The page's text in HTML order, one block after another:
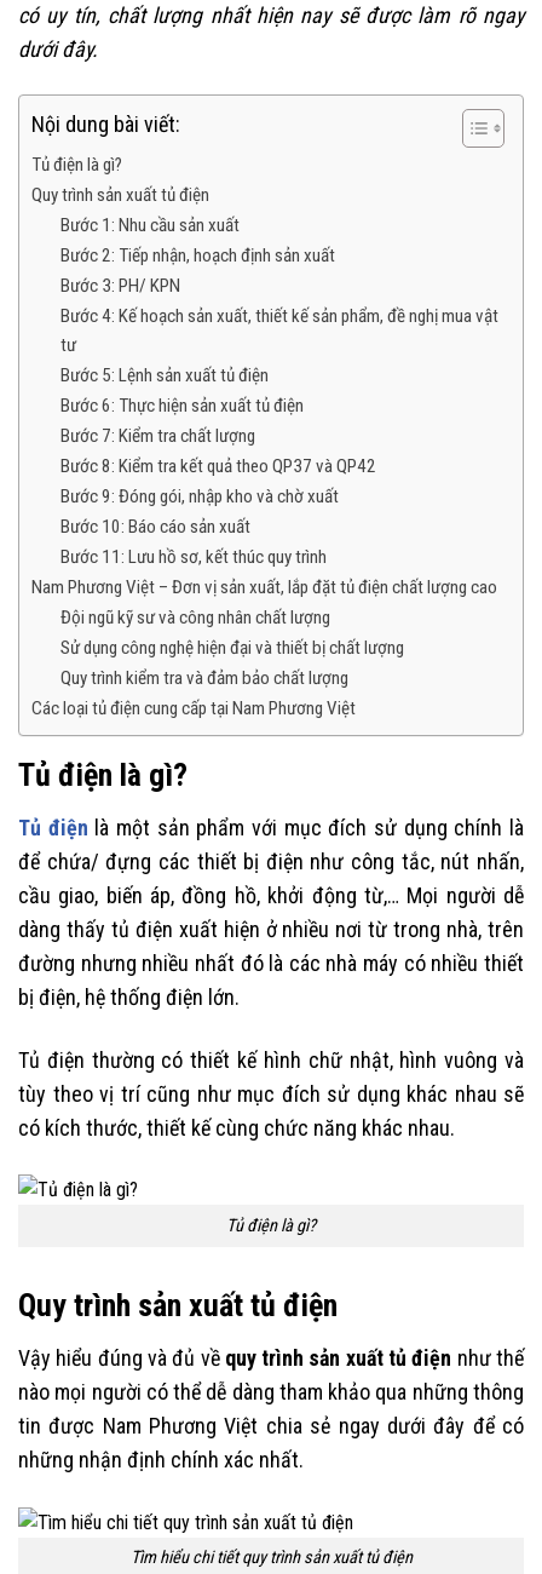
có uy tín, chất lượng nhất hiện nay sẽ được làm rõ ngay
dưới đây.
Nội dung bài viết:
Tủ điện là gì?
Quy trình sản xuất tủ điện
Bước 1: Nhu cầu sản xuất
Bước 2: Tiếp nhận, hoạch định sản xuất
Bước 3: PH/ KPN
Bước 4: Kế hoạch sản xuất, thiết kế sản phẩm, đề nghị mua vật
tư
Bước 5: Lệnh sản xuất tủ điện
Bước 6: Thực hiện sản xuất tủ điện
Bước 7: Kiểm tra chất lượng
Bước 8: Kiểm tra kết quả theo QP37 và QP42
Bước 9: Đóng gói, nhập kho và chờ xuất
Bước 10: Báo cáo sản xuất
Bước 11: Lưu hồ sơ, kết thúc quy trình
Nam Phương Việt – Đơn vị sản xuất, lắp đặt tủ điện chất lượng cao
Đội ngũ kỹ sư và công nhân chất lượng
Sử dụng công nghệ hiện đại và thiết bị chất lượng
Quy trình kiểm tra và đảm bảo chất lượng
Các loại tủ điện cung cấp tại Nam Phương Việt
Tủ điện là gì?
Tủ điện là một sản phẩm với mục đích sử dụng chính là
để chứa/ đựng các thiết bị điện như công tắc, nút nhấn,
cầu giao, biến áp, đồng hồ, khởi động từ,… Mọi người dễ
dàng thấy tủ điện xuất hiện ở nhiều nơi từ trong nhà, trên
đường nhưng nhiều nhất đó là các nhà máy có nhiều thiết
bị điện, hệ thống điện lớn.
Tủ điện thường có thiết kế hình chữ nhật, hình vuông và
tùy theo vị trí cũng như mục đích sử dụng khác nhau sẽ
có kích thước, thiết kế cùng chức năng khác nhau.
Tủ điện là gì?
Quy trình sản xuất tủ điện
Vậy hiểu đúng và đủ về quy trình sản xuất tủ điện như thế
nào mọi người có thể dễ dàng tham khảo qua những thông
tin được Nam Phương Việt chia sẻ ngay dưới đây để có
những nhận định chính xác nhất.
Tìm hiểu chi tiết quy trình sản xuất tủ điện